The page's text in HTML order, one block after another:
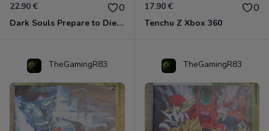
22.90 € 0
Dark Souls Prepare to Die Edition XBOX 360
17.90 € 0
Tenchu Z Xbox 360
TheGamingR83 TheGamingR83